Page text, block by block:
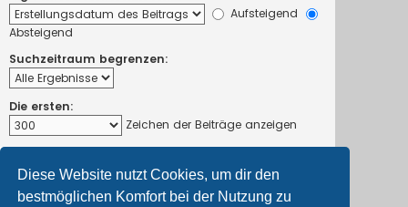
Diese Website nutzt Cookies, um dir den
bestmöglichen Komfort bei der Nutzung zu
Aufsteigend
Absteigend
Suchzeitraum begrenzen:
Die ersten:
Zeichen der Beiträge anzeigen